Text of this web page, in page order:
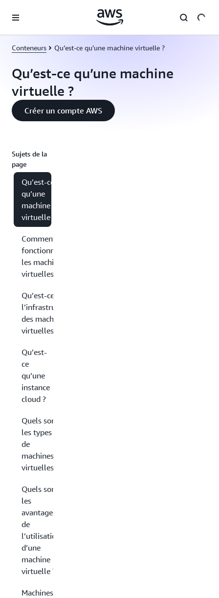
Conteneurs Qu’est-ce qu’une machine virtuelle ?
Qu’est-ce qu’une machine
virtuelle ?
Créer un compte AWS
Sujets de la
page
Qu’est-ce
qu’une
machine
virtuelle ?
Comment
fonctionnent
les machines
virtuelles ?
Qu’est-ce que
l’infrastructure
des machines
virtuelles ?
Qu’est-
ce
qu’une
instance
cloud ?
Quels sont
les types
de
machines
virtuelles ?
Quels sont
les
avantages
de
l’utilisation
d’une
machine
virtuelle ?
Machines